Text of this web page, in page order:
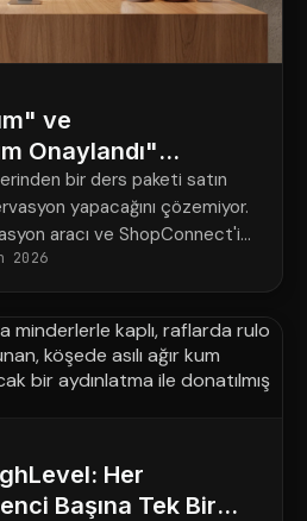
ve
Onaylandı"
bir ders paketi satın
yapacağını çözemiyor.
aracı ve ShopConnect'in
çözdüğü.
2026
Her
Başına Tek Bir